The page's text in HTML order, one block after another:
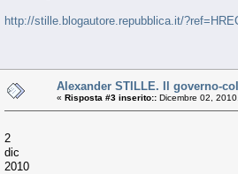
http://stille.blogautore.repubblica.it/
Alexander STILLE. Il governo-
« Risposta #3 inserito:: Dicembre 02,
2
dic
2010